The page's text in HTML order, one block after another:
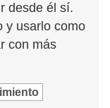
desde él sí.
y usarlo como
con más